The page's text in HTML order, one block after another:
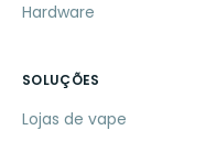
Hardware
SOLUÇÕES
Lojas de vape